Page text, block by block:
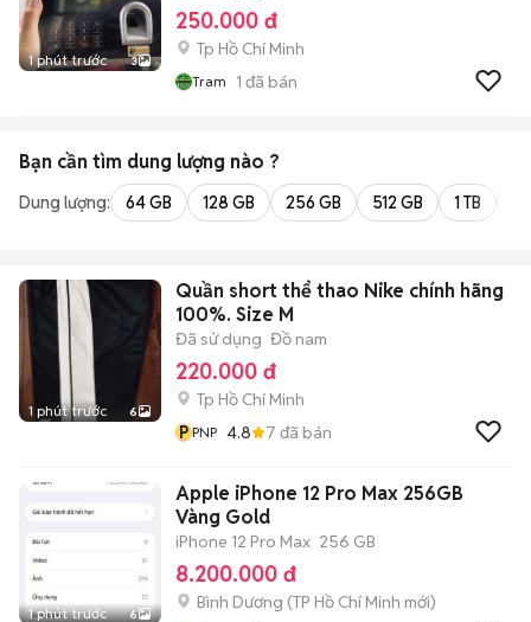
1 phút trước 3
250.000 đ
Tp Hồ Chí Minh
Tram 1 đã bán
Bạn cần tìm dung lượng nào ?
Dung lượng: 64 GB 128 GB 256 GB 512 GB 1 TB
1 phút trước 6
Quần short thể thao Nike chính hãng
100%. Size M
Đã sử dụng Đồ nam
220.000 đ
Tp Hồ Chí Minh
P PNP 4.8 7 đã bán
1 phút trước 6
Apple iPhone 12 Pro Max 256GB
Vàng Gold
iPhone 12 Pro Max 256 GB
8.200.000 đ
Bình Dương (TP Hồ Chí Minh mới)